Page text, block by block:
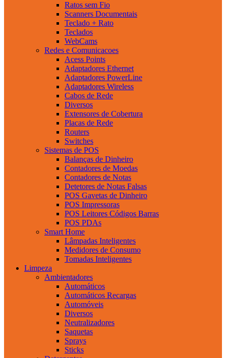
Ratos sem Fio
Scanners Documentais
Teclado + Rato
Teclados
WebCams
Redes e Comunicacoes
Acess Points
Adaptadores Ethernet
Adaptadores PowerLine
Adaptadores Wireless
Cabos de Rede
Diversos
Extensores de Cobertura
Placas de Rede
Routers
Switches
Sistemas de POS
Balanças de Dinheiro
Contadores de Moedas
Contadores de Notas
Detetores de Notas Falsas
POS Gavetas de Dinheiro
POS Impressoras
POS Leitores Códigos Barras
POS PDAs
Smart Home
Lâmpadas Inteligentes
Medidores de Consumo
Tomadas Inteligentes
Limpeza
Ambientadores
Automáticos
Automáticos Recargas
Automóveis
Diversos
Neutralizadores
Saquetas
Sprays
Sticks